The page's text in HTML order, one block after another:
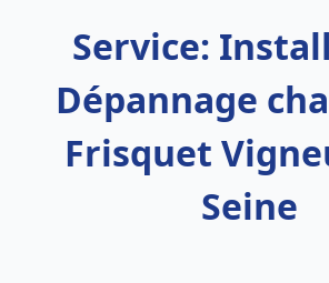
Service:
Dépannage
Frisquet
Seine